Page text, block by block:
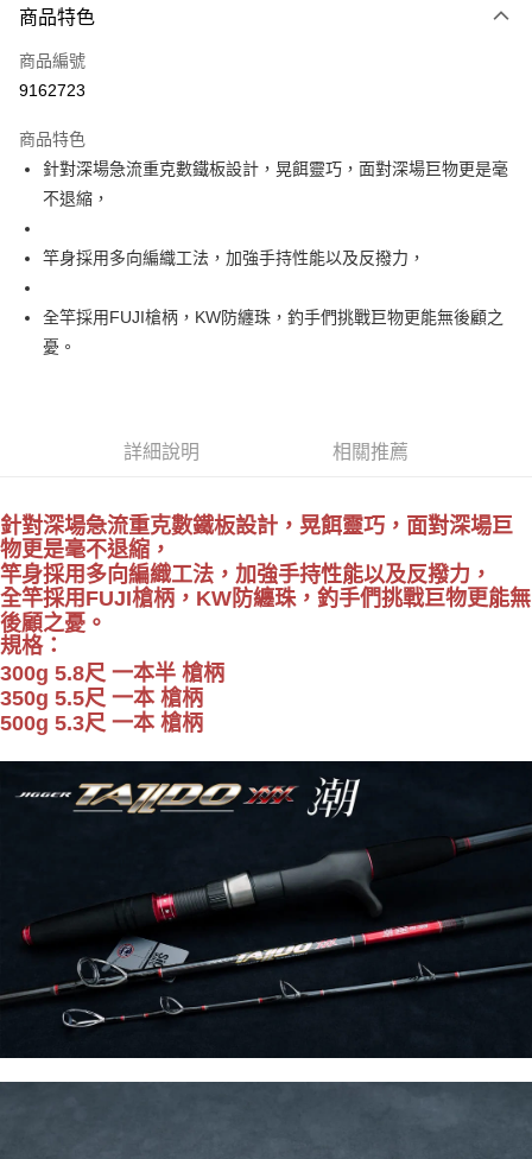
台灣樂天信用卡公司
2.付款方式選擇「大哥付你分期」，訂單成立後會自動跳轉到大哥付的交易
成交易。
4.訂單成立30分鐘內，如未前往確認交易或遇審核未通過，訂單將自動取
法說明評估內容。
【繳款方式說明】
1.分期款項不併入電信帳單，「大哥付你分期」於每月結算日後寄送繳費提
醒簡訊。
2.透過簡訊連結打開帳單後，可選擇「超商條碼／台灣大直營門市／銀行轉
帳／街口支付／iPASS MONEY」等通路繳費。
【注意事項】
1.本服務係由「台灣大哥大股份有限公司」（以下簡稱本公司）所提供，讓
用戶於交易時，得透過本服務購買商品或服務，並由商店將買賣／分期付款
買賣價金債權讓與本公司後，依約使用本公司帳單繳交帳款。
3.完整用戶服務條款，請詳閱以下連結：
https://oppay.tw/userRule
相關說明
AFTEE先享後付是「在收到商品之後才付款」的支付方式。 讓您購物簡單
便利好安心！
２．便利：只要手機號碼，簡訊認證，即可結帳。
【「AFTEE先享後付」結帳流程】
２．訂單成立數日內，您將收到繳費通知簡訊。
※ 請注意：結帳手續完成當下不需立刻繳費，但若您需要取消訂單，請聯絡
購買商品的店家。未經商家同意取消之訂單仍視為有效，需透過AFTEE先享
易，需依本服務之必要範圍內提供個人資料，並將交易相關給付款項請求債
權轉讓予恩沛科技股份有限公司。
２．關於個人資料處理事宜，請瀏覽以下網址：
https://aftee.tw/terms/#terms3
３．未成年的使用者請事先徵得法定代理人或監護人之同意方可使用
「AFTEE先享後付」，若未經同意申辦者引起之損失，本公司不負相關責
任。
４．使用「AFTEE先享後付」時，將依據個別帳號之用戶狀況，依本公司即
時審查核予不同之上限額度；若仍有額度不足之情形，本公司將視審查結果
請求用戶進行身份認證。
５．嚴禁一人註冊多個帳號或使用他人資訊註冊。若發現惡意使用之情形，
ATM付款
運送方式
一般宅配（門市自取請勿下單，請聯繫客服）
每筆NT$100，滿NT$2,000(含以上)免運費
每筆NT$150，滿NT$2,000(含以上)免運費
貨到付款（門市自取請勿下單，請聯繫客服）
商品特色
商品編號
9162723
商品特色
針對深場急流重克數鐵板設計，晃餌靈巧，面對深場巨物更是毫
不退縮，
竿身採用多向編織工法，加強手持性能以及反撥力，
全竿採用FUJI槍柄，KW防纏珠，釣手們挑戰巨物更能無後顧之
憂。
詳細說明 相關推薦
針對深場急流重克數鐵板設計，晃餌靈巧，面對深場巨
物更是毫不退縮，
竿身採用多向編織工法，加強手持性能以及反撥力，
全竿採用FUJI槍柄，KW防纏珠，釣手們挑戰巨物更能無
後顧之憂。
規格：
300g 5.8尺 一本半 槍柄
350g 5.5尺 一本 槍柄
500g 5.3尺 一本 槍柄